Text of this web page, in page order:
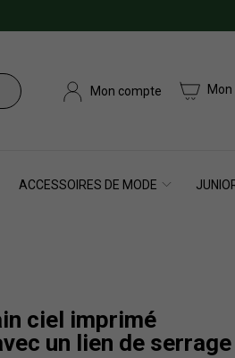
Mon compte
ACCESSOIRES DE MODE
ciel imprimé
un lien de serrage